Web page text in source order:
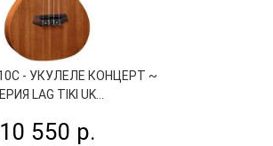
- УКУЛЕЛЕ КОНЦЕРТ ~
LAG TIKI UK...
10 550 р.